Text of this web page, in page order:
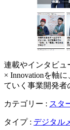
連載やインタビュ
× Innovationを軸
ていく事業開発者
カテゴリー : スタ
タイプ : デジタル